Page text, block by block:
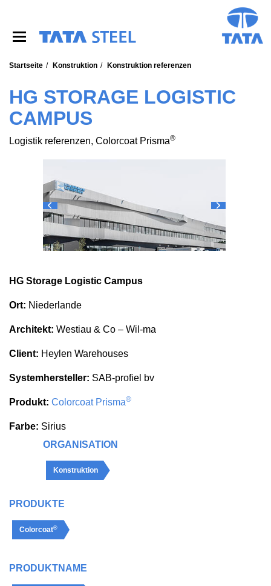
Startseite Konstruktion Konstruktion referenzen
HG STORAGE LOGISTIC
CAMPUS
Logistik referenzen, Colorcoat Prisma®
HG Storage Logistic Campus
Ort: Niederlande
Architekt: Westiau & Co – Wil-ma
Client: Heylen Warehouses
Systemhersteller: SAB-profiel bv
Produkt: Colorcoat Prisma®
Farbe: Sirius
ORGANISATION
Konstruktion
PRODUKTE
Colorcoat®
PRODUKTNAME